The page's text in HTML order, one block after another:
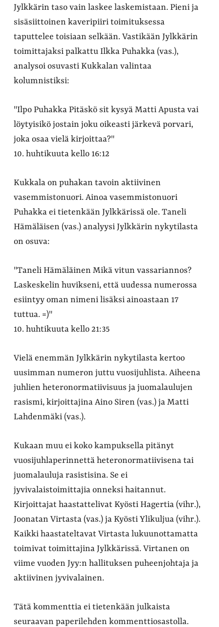
Jylkkärin taso vain laskee laskemistaan. Pieni ja
sisäsiittoinen kaveripiiri toimituksessa
taputtelee toisiaan selkään. Vastikään Jylkkärin
toimittajaksi palkattu Ilkka Puhakka (vas.),
analysoi osuvasti Kukkalan valintaa
kolumnistiksi:
"Ilpo Puhakka Pitäskö sit kysyä Matti Apusta vai
löytyisikö jostain joku oikeasti järkevä porvari,
joka osaa vielä kirjoittaa?"
10. huhtikuuta kello 16:12
Kukkala on puhakan tavoin aktiivinen
vasemmistonuori. Ainoa vasemmistonuori
Puhakka ei tietenkään Jylkkärissä ole. Taneli
Hämäläisen (vas.) analyysi Jylkkärin nykytilasta
on osuva:
"Taneli Hämäläinen Mikä vitun vassariannos?
Laskeskelin huvikseni, että uudessa numerossa
esiintyy oman nimeni lisäksi ainoastaan 17
tuttua. =)"
10. huhtikuuta kello 21:35
Vielä enemmän Jylkkärin nykytilasta kertoo
uusimman numeron juttu vuosijuhlista. Aiheena
juhlien heteronormatiivisuus ja juomalaulujen
rasismi, kirjoittajina Aino Siren (vas.) ja Matti
Lahdenmäki (vas.).
Kukaan muu ei koko kampuksella pitänyt
vuosijuhlaperinnettä heteronormatiivisena tai
juomalauluja rasistisina. Se ei
jyvivalaistoimittajia onneksi haitannut.
Kirjoittajat haastattelivat Kyösti Hagertia (vihr.),
Joonatan Virtasta (vas.) ja Kyösti Ylikuljua (vihr.).
Kaikki haastateltavat Virtasta lukuunottamatta
toimivat toimittajina Jylkkärissä. Virtanen on
viime vuoden Jyy:n hallituksen puheenjohtaja ja
aktiivinen jyvivalainen.
Tätä kommenttia ei tietenkään julkaista
seuraavan paperilehden kommenttiosastolla.